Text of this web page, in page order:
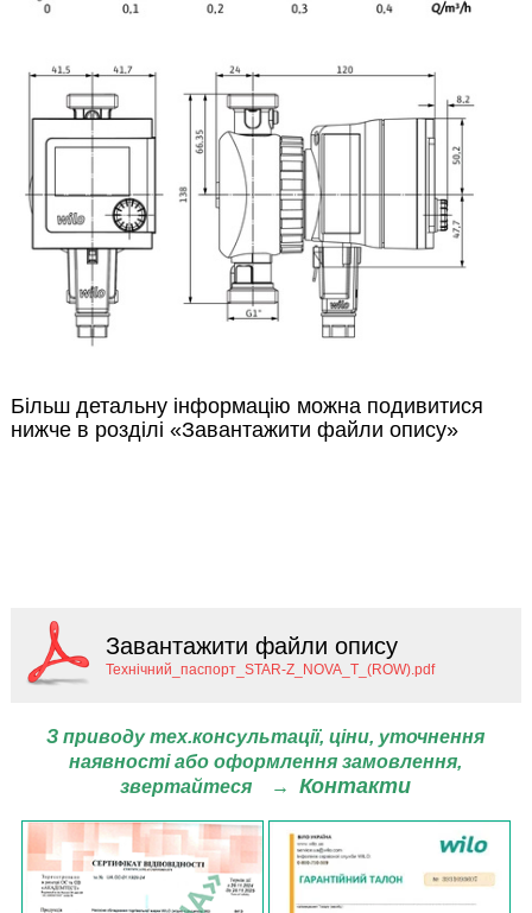
Більш детальну інформацію можна подивитися
нижче в розділі «Завантажити файли опису»
Завантажити файли опису
Технічний_паспорт_STAR-Z_NOVA_T_(ROW).pdf
З приводу тех.консультації, ціни, уточнення
наявності або оформлення замовлення,
звертайтеся
→ Контакти